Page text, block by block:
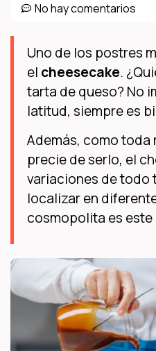
No hay comentarios
Uno de los postres
el cheesecake.
tarta de queso? No
latitud, siempre es
Además, como
precie de serlo, el
variaciones de todo
localizar en
cosmopolita es este